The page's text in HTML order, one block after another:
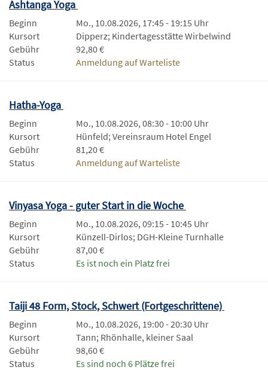
Ashtanga Yoga
Beginn
Mo., 10.08.2026, 17:45 - 19:15 Uhr
Kursort
Dipperz; Kindertagesstätte Wirbelwind
Gebühr
92,80 €
Status
Anmeldung auf Warteliste
Hatha-Yoga
Beginn
Mo., 10.08.2026, 08:30 - 10:00 Uhr
Kursort
Hünfeld; Vereinsraum Hotel Engel
Gebühr
81,20 €
Status
Anmeldung auf Warteliste
Vinyasa Yoga - guter Start in die Woche
Beginn
Mo., 10.08.2026, 09:15 - 10:45 Uhr
Kursort
Künzell-Dirlos; DGH-Kleine Turnhalle
Gebühr
87,00 €
Status
Es ist noch ein Platz frei
Taiji 48 Form, Stock, Schwert (Fortgeschrittene)
Beginn
Mo., 10.08.2026, 19:00 - 20:30 Uhr
Kursort
Tann; Rhönhalle, kleiner Saal
Gebühr
98,60 €
Status
Es sind noch 6 Plätze frei